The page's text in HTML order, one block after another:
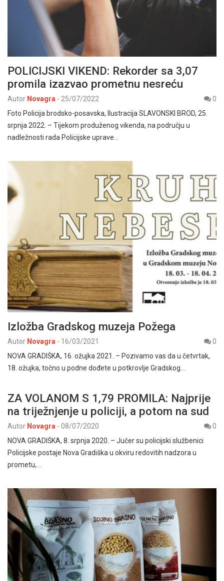
POLICIJSKI VIKEND: Rekorder sa 3,07
promila izazvao prometnu nesreću
Autor Novagra - 25/07/2022
0
Foto Policija brodsko-posavska, Ilustracija SLAVONSKI BROD, 25.
srpnja 2022. – Tijekom produženog vikenda, na području u
nadležnosti rada Policijske uprave…
Izložba Gradskog muzeja Požega
Autor Novagra - 16/03/2021
0
NOVA GRADIŠKA, 16. ožujka 2021. – Pozivamo vas da u četvrtak,
18. ožujka, točno u podne dođete u potkrovlje Gradskog…
ZA VOLANOM S 1,79 PROMILA: Najprije
na triježnjenje u policiji, a potom na sud
Autor Novagra - 08/07/2020
0
NOVA GRADIŠKA, 8. srpnja 2020. – Jučer su policijski službenici
Policijske postaje Nova Gradiška u okviru redovitih nadzora u
prometu,…